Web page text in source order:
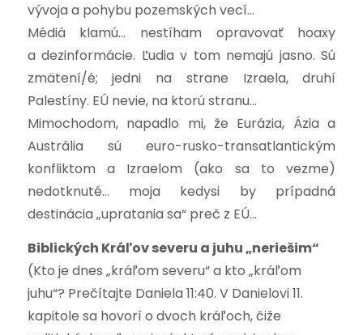
vývoja a pohybu pozemských vecí…
Médiá klamú… nestíham opravovať hoaxy
a dezinformácie. Ľudia v tom nemajú jasno. Sú
zmätení/é; jedni na strane Izraela, druhí
Palestíny. EÚ nevie, na ktorú stranu…
Mimochodom, napadlo mi, že Eurázia, Ázia a
Austrália sú euro-rusko-transatlantickým
konfliktom a Izraelom (ako sa to vezme)
nedotknuté… moja kedysi by prípadná
destinácia „upratania sa“ preč z EÚ…
Biblických Kráľov severu a juhu „neriešim“
(Kto je dnes „kráľom severu“ a kto „kráľom
juhu“? Prečítajte Daniela 11:40. V Danielovi 11.
kapitole sa hovorí o dvoch kráľoch, čiže